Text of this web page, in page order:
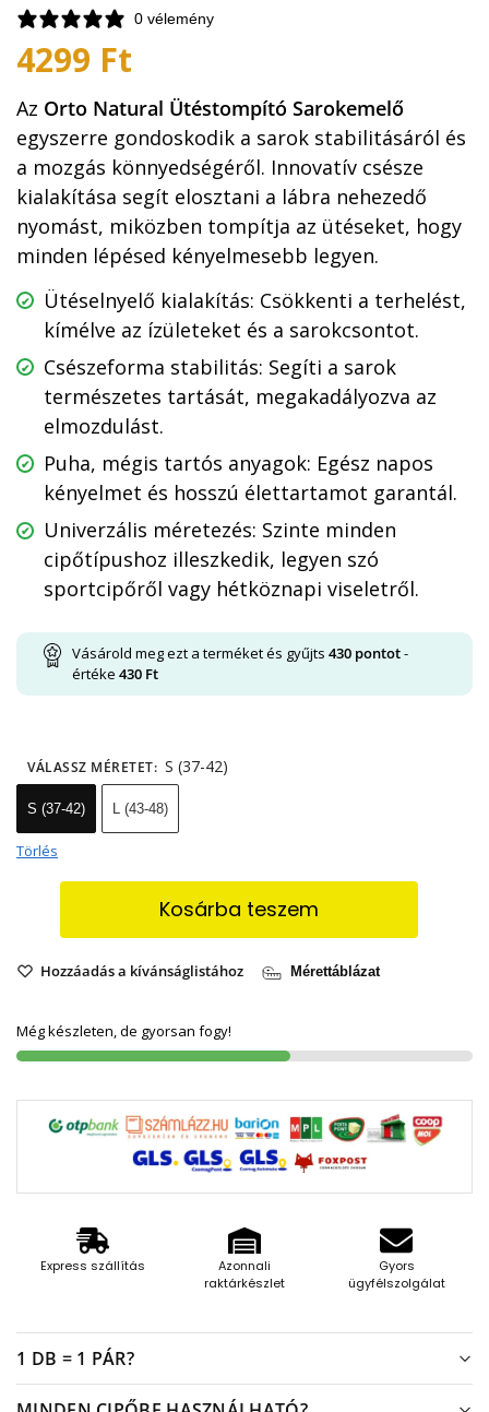
0 vélemény
4299 Ft
Az Orto Natural Ütéstompító Sarokemelő
egyszerre gondoskodik a sarok stabilitásáról és
a mozgás könnyedségéről. Innovatív csésze
kialakítása segít elosztani a lábra nehezedő
nyomást, miközben tompítja az ütéseket, hogy
minden lépésed kényelmesebb legyen.
Ütéselnyelő kialakítás: Csökkenti a terhelést,
kímélve az ízületeket és a sarokcsontot.
Csészeforma stabilitás: Segíti a sarok
természetes tartását, megakadályozva az
elmozdulást.
Puha, mégis tartós anyagok: Egész napos
kényelmet és hosszú élettartamot garantál.
Univerzális méretezés: Szinte minden
cipőtípushoz illeszkedik, legyen szó
sportcipőről vagy hétköznapi viseletről.
Vásárold meg ezt a terméket és gyűjts 430 pontot-
értéke 430 Ft
VÁLASSZ MÉRETET: S (37-42)
S (37-42) L (43-48)
Törlés
Kosárba teszem
Hozzáadás a kívánságlistához Mérettáblázat
Még készleten, de gyorsan fogy!
Express szállítás
Azonnali
raktárkészlet
Gyors
ügyfélszolgálat
1 DB = 1 PÁR?